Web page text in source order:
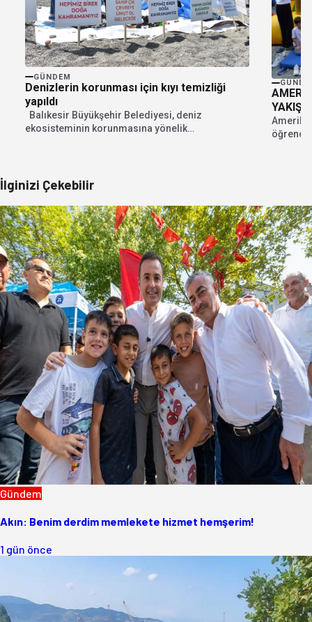
GÜNDEM
Denizlerin korunması için kıyı temizliği
yapıldı
Balıkesir Büyükşehir Belediyesi, deniz
ekosisteminin korunmasına yönelik
İlginizi Çekebilir
Gündem
Akın: Benim derdim memlekete hizmet hemşerim!
1 gün önce